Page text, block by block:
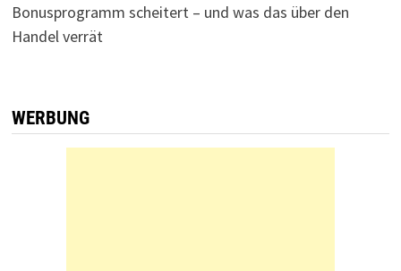
Bonusprogramm scheitert – und was das über den
Handel verrät
WERBUNG